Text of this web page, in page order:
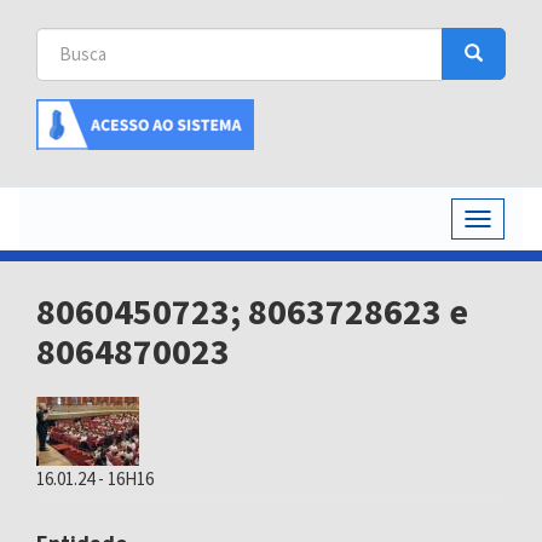
Buscar
Busca
Busca
Toggle
8060450723; 8063728623 e
8064870023
16.01.24 - 16H16